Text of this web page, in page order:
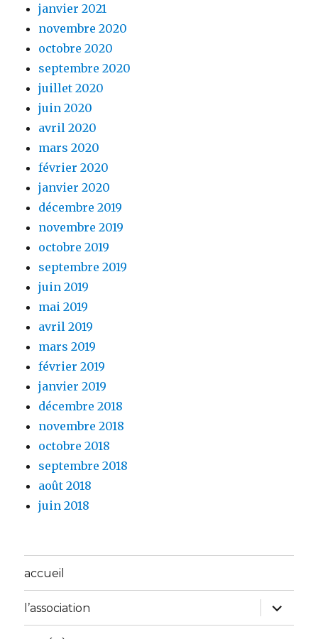
janvier 2021
novembre 2020
octobre 2020
septembre 2020
juillet 2020
juin 2020
avril 2020
mars 2020
février 2020
janvier 2020
décembre 2019
novembre 2019
octobre 2019
septembre 2019
juin 2019
mai 2019
avril 2019
mars 2019
février 2019
janvier 2019
décembre 2018
novembre 2018
octobre 2018
septembre 2018
août 2018
juin 2018
accueil
l’association
ouvrir
le
sous-